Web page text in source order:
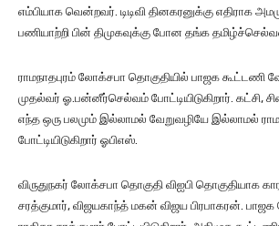
எம்பியாக வென்றவர். டிடிவி தினகரனுக்கு எதிராக
பணியாற்றி பின் திமுகவுக்கு போன தங்க
ராமநாதபுரம் லோக்சபா தொகுதியில் பாஜக கூட்டணி
முதல்வர் ஓ.பன்னீர்செல்வம் போட்டியிடுகிறார்.
எந்த ஒரு பலமும் இல்லாமல் வேறுவழியே இல்லாமல்
போட்டியிடுகிறார் ஓபிஎஸ்.
விருதுநகர் லோக்சபா தொகுதி விஐபி தொகுதியாக
சரத்குமார், விஜயகாந்த் மகன் விஜய பிரபாகரன்.